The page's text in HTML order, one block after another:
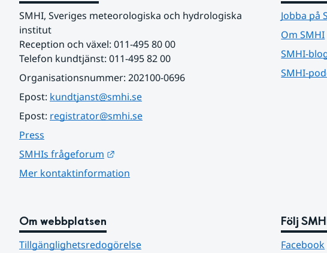
SMHI, Sveriges meteorologiska och hydrologiska
institut
Reception och växel: 011-495 80 00
Telefon kundtjänst: 011-495 82 00
Organisationsnummer: 202100-0696
Epost: kundtjanst@smhi.se
Epost: registrator@smhi.se
Press
SMHIs frågeforum
Mer kontaktinformation
Jobba på
Om SMHI
SMHI-
SMHI-
Om webbplatsen
Tillgänglighetsredogörelse
Följ
Facebook